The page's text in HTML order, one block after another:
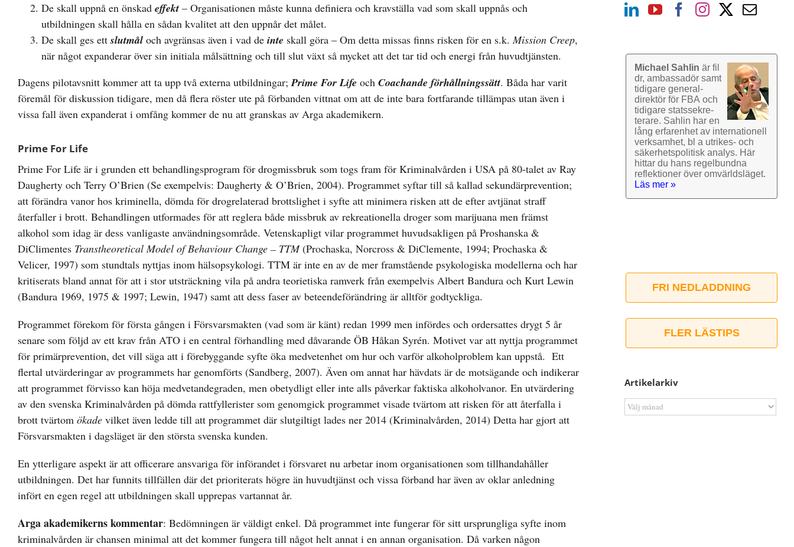
De skall uppnå en önskad effekt – Organisationen måste kunna definiera och kravställa vad som skall uppnås och
utbildningen skall hålla en sådan kvalitet att den uppnår det målet.
De skall ges ettslutmål och avgränsas även i vad de inte skall göra – Om detta missas finns risken för en s.k.Mission Creep,
när något expanderar över sin initiala målsättning och till slut växt så mycket att det tar tid och energi från huvudtjänsten.
Dagens pilotavsnitt kommer att ta upp två externa utbildningar;Prime For Life och Coachande förhållningssätt. Båda har varit
föremål för diskussion tidigare, men då flera röster ute på förbanden vittnat om att de inte bara fortfarande tillämpas utan även i
vissa fall även expanderat i omfång kommer de nu att granskas av Arga akademikern.
Prime For Life
Prime For Life är i grunden ett behandlingsprogram för drogmissbruk som togs fram för Kriminalvården i USA på 80-talet av Ray
Daugherty och Terry O’Brien (Se exempelvis: Daugherty & O’Brien, 2004). Programmet syftar till så kallad sekundärprevention;
att förändra vanor hos kriminella, dömda för drogrelaterad brottslighet i syfte att minimera risken att de efter avtjänat straff
återfaller i brott. Behandlingen utformades för att reglera både missbruk av rekreationella droger som marijuana men främst
alkohol som idag är dess vanligaste användningsområde. Vetenskapligt vilar programmet huvudsakligen på Proshanska &
DiClimentes Transtheoretical Model of Behaviour Change – TTM(Prochaska, Norcross & DiClemente, 1994; Prochaska &
Velicer, 1997) som stundtals nyttjas inom hälsopsykologi. TTM är inte en av de mer framstående psykologiska modellerna och har
kritiserats bland annat för att i stor utsträckning vila på andra teorietiska ramverk från exempelvis Albert Bandura och Kurt Lewin
(Bandura 1969, 1975 & 1997; Lewin, 1947) samt att dess faser av beteendeförändring är alltför godtyckliga.
Programmet förekom för första gången i Försvarsmakten (vad som är känt) redan 1999 men infördes och ordersattes drygt 5 år
senare som följd av ett krav från ATO i en central förhandling med dåvarande ÖB Håkan Syrén. Motivet var att nyttja programmet
för primärprevention, det vill säga att i förebyggande syfte öka medvetenhet om hur och varför alkoholproblem kan uppstå. Ett
flertal utvärderingar av programmets har genomförts (Sandberg, 2007). Även om annat har hävdats är de motsägande och indikerar
att programmet förvisso kan höja medvetandegraden, men obetydligt eller inte alls påverkar faktiska alkoholvanor. En utvärdering
av den svenska Kriminalvården på dömda rattfyllerister som genomgick programmet visade tvärtom att risken för att återfalla i
brott tvärtom ökade vilket även ledde till att programmet där slutgiltigt lades ner 2014 (Kriminalvården, 2014) Detta har gjort att
Försvarsmakten i dagsläget är den största svenska kunden.
En ytterligare aspekt är att officerare ansvariga för införandet i försvaret nu arbetar inom organisationen som tillhandahåller
utbildningen. Det har funnits tillfällen där det prioriterats högre än huvudtjänst och vissa förband har även av oklar anledning
infört en egen regel att utbildningen skall upprepas vartannat år.
Arga akademikerns kommentar: Bedömningen är väldigt enkel. Då programmet inte fungerar för sitt ursprungliga syfte inom
kriminalvården är chansen minimal att det kommer fungera till något helt annat i en annan organisation. Då varken någon
Michael Sahlin är fil
dr, ambassadör samt
tidigare general­
direktör för FBA och
tidigare stats­sekre­
terare. Sahlin har en
lång erfarenhet av inter­nationell
verk­samhet, bl a utrikes- och
säkerhets­politisk analys. Här
hittar du hans regel­bundna
reflek­tioner över omvärlds­läget.
Läs mer »
FRI NEDLADDNING
FLER LÄSTIPS
Artikelarkiv
Artikelarkiv